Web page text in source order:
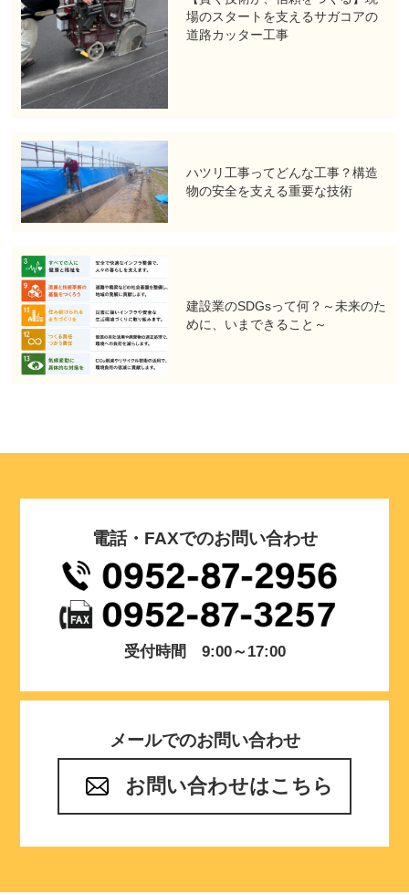
場のスタートを支えるサガコアの
道路カッター工事
ハツリ工事ってどんな工事？構造
物の安全を支える重要な技術
建設業のSDGsって何？～未来のた
めに、いまできること～
電話・FAXでのお問い合わせ
受付時間 9:00～17:00
メールでのお問い合わせ
お問い合わせはこちら